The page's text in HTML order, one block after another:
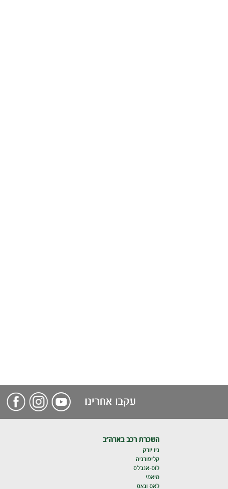
עקבו אחרינו
השכרת רכב בארה"ב
ניו יורק
קליפורניה
לוס-אנג'לס
מיאמי
לאס וגאס